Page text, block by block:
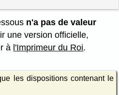
n'a pas de valeur
une version officielle,
à l'Imprimeur du Roi.
les dispositions contenant le